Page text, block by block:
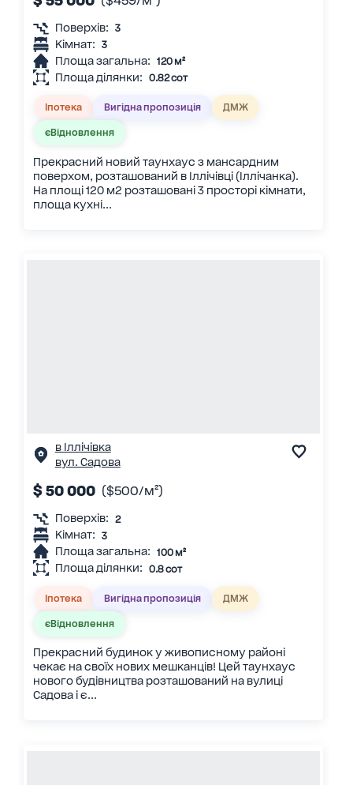
Поверхів: 3
Кімнат: 3
Площа загальна: 120 м²
Площа ділянки: 0.82 сот
Іпотека Вигідна пропозиція ДМЖ
єВідновлення
Прекрасний новий таунхаус з мансардним
поверхом, розташований в Іллічівці (Іллічанка).
На площі 120 м2 розташовані 3 просторі кімнати,
площа кухні...
в Іллічівка
вул. Садова
$ 50 000 ($500/м²)
Поверхів: 2
Кімнат: 3
Площа загальна: 100 м²
Площа ділянки: 0.8 сот
Іпотека Вигідна пропозиція ДМЖ
єВідновлення
Прекрасний будинок у живописному районі
чекає на своїх нових мешканців! Цей таунхаус
нового будівництва розташований на вулиці
Садова і є...